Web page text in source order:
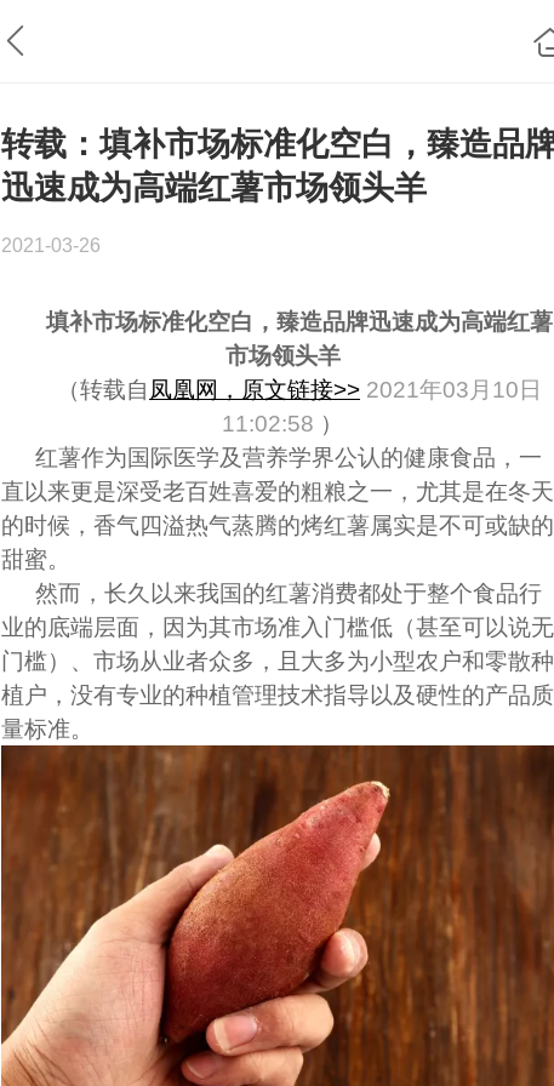
转载：填补市场标准化空白，臻造品
迅速成为高端红薯市场领头羊
2021-03-26
填补市场标准化空白，臻造品牌迅速成为高端红薯
市场领头羊
（转载自 凤凰网，原文链接>> 2021年03月10日
11:02:58 ）
红薯作为国际医学及营养学界公认的健康食品，一
直以来更是深受老百姓喜爱的粗粮之一，尤其是在冬天
的时候，香气四溢热气蒸腾的烤红薯属实是不可或缺的
甜蜜。
然而，长久以来我国的红薯消费都处于整个食品行
业的底端层面，因为其市场准入门槛低（甚至可以说无
门槛）、市场从业者众多，且大多为小型农户和零散种
植户，没有专业的种植管理技术指导以及硬性的产品质
量标准。